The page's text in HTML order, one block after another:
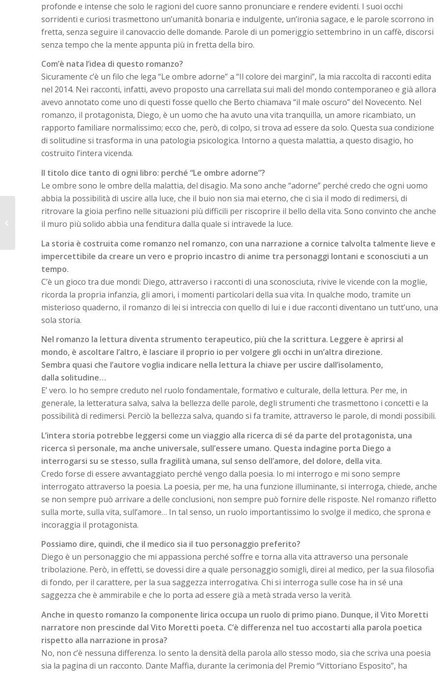
profonde e intense che solo le ragioni del cuore sanno pronunciare e rendere evidenti. I suoi occhi
sorridenti e curiosi trasmettono un’umanità bonaria e indulgente, un’ironia sagace, e le parole scorrono in
fretta, senza seguire il canovaccio delle domande. Parole di un pomeriggio settembrino in un caffè, discorsi
senza tempo che la mente appunta più in fretta della biro.
Com’è nata l’idea di questo romanzo?
Sicuramente c’è un filo che lega “Le ombre adorne” a “Il colore dei margini”, la mia raccolta di racconti edita
nel 2014. Nei racconti, infatti, avevo proposto una carrellata sui mali del mondo contemporaneo e già allora
avevo annotato come uno di questi fosse quello che Berto chiamava “il male oscuro” del Novecento. Nel
romanzo, il protagonista, Diego, è un uomo che ha avuto una vita tranquilla, un amore ricambiato, un
rapporto familiare normalissimo; ecco che, però, di colpo, si trova ad essere da solo. Questa sua condizione
di solitudine si trasforma in una patologia psicologica. Intorno a questa malattia, a questo disagio, ho
costruito l’intera vicenda.
Il titolo dice tanto di ogni libro: perché “Le ombre adorne”?
Le ombre sono le ombre della malattia, del disagio. Ma sono anche “adorne” perché credo che ogni uomo
abbia la possibilità di uscire alla luce, che il buio non sia mai eterno, che ci sia il modo di redimersi, di
ritrovare la gioia perfino nelle situazioni più difficili per riscoprire il bello della vita. Sono convinto che anche
il muro più solido abbia una fenditura dalla quale si intravede la luce.
La storia è costruita come romanzo nel romanzo, con una narrazione a cornice talvolta talmente lieve e
impercettibile da creare un vero e proprio incastro di anime tra personaggi lontani e sconosciuti a un
tempo.
C’è un gioco tra due mondi: Diego, attraverso i racconti di una sconosciuta, rivive le vicende con la moglie,
ricorda la propria infanzia, gli amori, i momenti particolari della sua vita. In qualche modo, tramite un
misterioso quaderno, il romanzo di lei si intreccia con quello di lui e i due racconti diventano un tutt’uno, una
sola storia.
Nel romanzo la lettura diventa strumento terapeutico, più che la scrittura. Leggere è aprirsi al
mondo, è ascoltare l’altro, è lasciare il proprio io per volgere gli occhi in un’altra direzione.
Sembra quasi che l’autore voglia indicare nella lettura la chiave per uscire dall’isolamento,
dalla solitudine…
E’ vero. Io ho sempre creduto nel ruolo fondamentale, formativo e culturale, della lettura. Per me, in
generale, la letteratura salva, salva la bellezza delle parole, degli strumenti che trasmettono i concetti e la
possibilità di redimersi. Perciò la bellezza salva, quando si fa tramite, attraverso le parole, di mondi possibili.
L’intera storia potrebbe leggersi come un viaggio alla ricerca di sé da parte del protagonista, una
ricerca sì personale, ma anche universale, sull’essere umano. Questa indagine porta Diego a
interrogarsi su se stesso, sulla fragilità umana, sul senso dell’amore, del dolore, della vita.
Credo forse di essere avvantaggiato perché vengo dalla poesia. Io mi interrogo e mi sono sempre
interrogato attraverso la poesia. La poesia, per me, ha una funzione illuminante, si interroga, chiede, anche
se non sempre può arrivare a delle conclusioni, non sempre può fornire delle risposte. Nel romanzo rifletto
sulla morte, sulla vita, sull’amore… In tal senso, un ruolo importantissimo lo svolge il medico, che sprona e
incoraggia il protagonista.
Possiamo dire, quindi, che il medico sia il tuo personaggio preferito?
Diego è un personaggio che mi appassiona perché soffre e torna alla vita attraverso una personale
tribolazione. Però, in effetti, se dovessi dire a quale personaggio somigli, direi al medico, per la sua filosofia
di fondo, per il carattere, per la sua saggezza interrogativa. Chi si interroga sulle cose ha in sé una
saggezza che è ammirabile e che lo porta ad essere già a metà strada verso la verità.
Anche in questo romanzo la componente lirica occupa un ruolo di primo piano. Dunque, il Vito Moretti
narratore non prescinde dal Vito Moretti poeta. C’è differenza nel tuo accostarti alla parola poetica
rispetto alla narrazione in prosa?
No, non c’è nessuna differenza. Io sento la densità della parola allo stesso modo, sia che scriva una poesia
sia la pagina di un racconto. Dante Maffia, durante la cerimonia del Premio “Vittoriano Esposito”, ha
IL COLORE DEI MARGINI di Vito